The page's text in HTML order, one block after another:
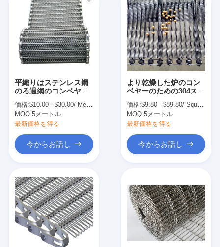
ホーム
製品
平織りはステンレス鋼
のろ過網のコンベヤー
価格:$10.00 - $30.00/ Meter|100 Meter/Meters(Min. Order)
MOQ:5メートル
最新価格を得る
今からお話し
より乾燥した炉のコン
ベヤーのための304ステ
ベヤー ベルトの網
価格:$9.80 - $89.80/ Square Meter|10 Square Meter/Square Meters(Min. Order)
MOQ:5メートル
最新価格を得る
今からお話し